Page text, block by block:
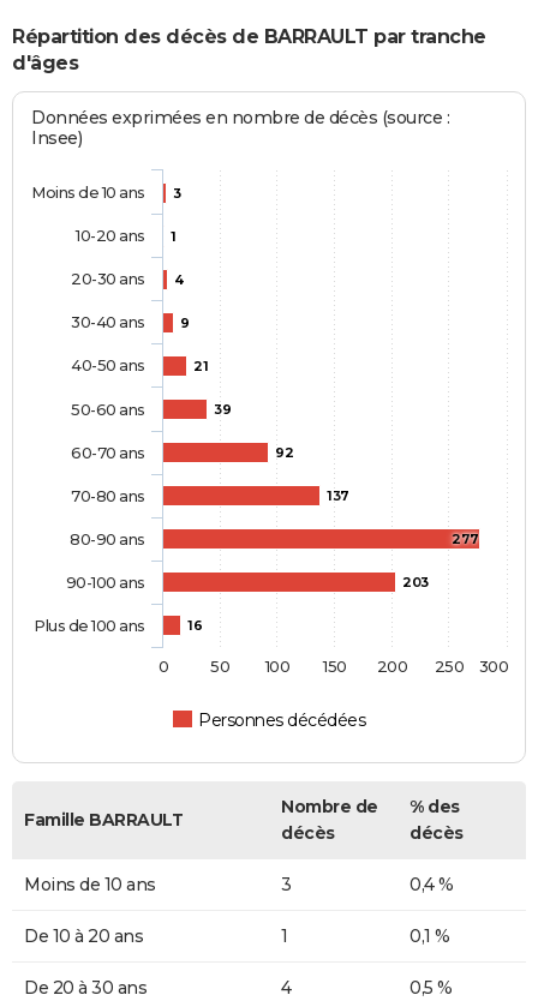
Répartition des décès de BARRAULT par tranche
d'âges
Données exprimées en nombre de décès (source :
Insee)
3
1
4
9
21
39
92
137
277
203
16
Personnes décédées
Moins de 10 ans
10-20 ans
20-30 ans
30-40 ans
40-50 ans
50-60 ans
60-70 ans
70-80 ans
80-90 ans
90-100 ans
Plus de 100 ans
0 50 100 150 200 250 300
Famille BARRAULT
Nombre de
décès
% des
décès
Moins de 10 ans 3 0,4 %
De 10 à 20 ans 1 0,1 %
De 20 à 30 ans 4 0,5 %